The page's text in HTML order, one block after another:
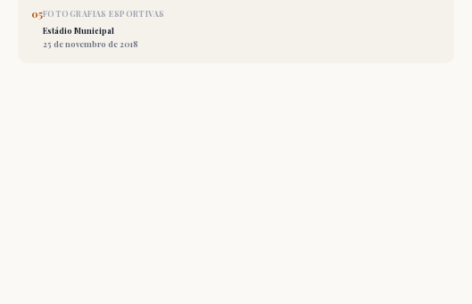
05FOTOGRAFIAS ESPORTIVAS
Estádio Municipal
25 de novembro de 2018